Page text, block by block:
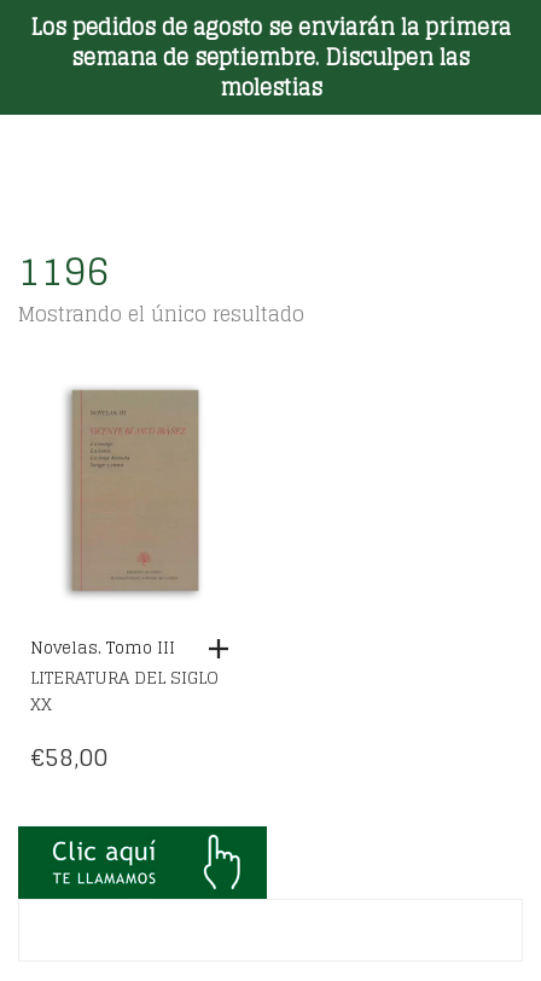
Los pedidos de agosto se enviarán la primera
semana de septiembre. Disculpen las
molestias
Toggle Menu
1196
Mostrando el único resultado
Novelas. Tomo III
LITERATURA DEL SIGLO
XX
€58,00